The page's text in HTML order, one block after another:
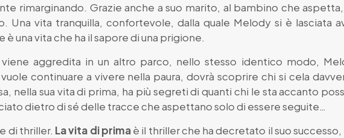
rimarginando. Grazie anche a suo marito, al bambino che
Una vita tranquilla, confortevole, dalla quale Melody si è lasciata
una vita che ha il sapore di una prigione.
viene aggredita in un altro parco, nello stesso identico modo,
continuare a vivere nella paura, dovrà scoprire chi si cela
nella sua vita di prima, ha più segreti di quanti chi le sta accanto
dietro di sé delle tracce che aspettano solo di essere seguite…
di thriller. La vita di primaè il thriller che ha decretato il suo